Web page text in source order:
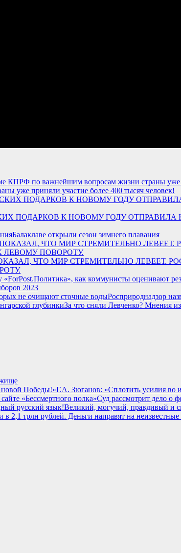
уже приняли участие более 400 тысяч человек!
ПОДАРКОВ К НОВОМУ ГОДУ
Балаклаве открыли сезон зимнего плавания
ПОКАЗАЛ, ЧТО МИР СТРЕМИТЕЛЬНО
2023
Росприроднадзор
За что сняли Левченко? Мнения
Г.А. Зюганов: «Сплотить усилия во
Суд рассмотрит дело о
Великий, могучий, правдивый и